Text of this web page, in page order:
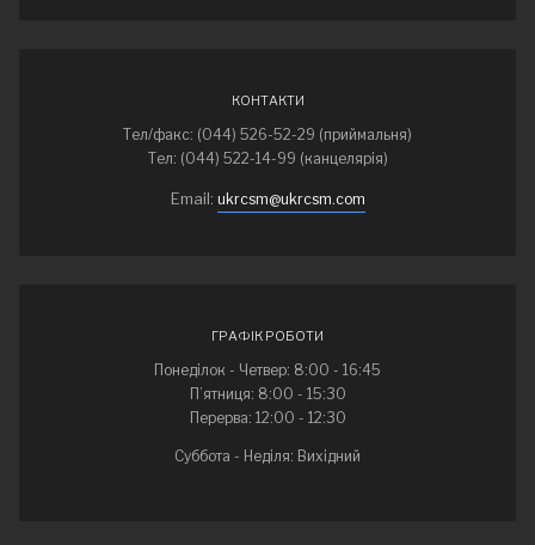
КОНТАКТИ
Тел/факс: (044) 526-52-29 (приймальня)
Тел: (044) 522-14-99 (канцелярія)
Email: ukrcsm@ukrcsm.com
ГРАФІК РОБОТИ
Понеділок - Четвер: 8:00 - 16:45
П’ятниця: 8:00 - 15:30
Перерва: 12:00 - 12:30
Суббота - Неділя: Вихідний